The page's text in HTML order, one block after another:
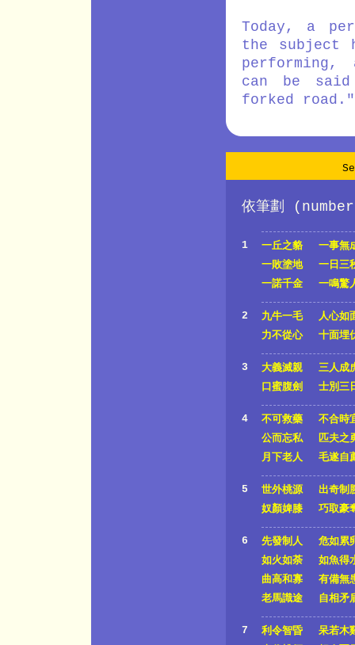
Today, a
the subject
performing,
can be
forked road."
依筆劃
1 一丘之貉
一事無
一敗塗地
一日三
一諾千金
一鳴驚
2 九牛一毛
人心如
力不從心
十面埋
3 大義滅親
三人成
口蜜腹劍
士別三
4 不可救藥
不合時
公而忘私
匹夫之
月下老人
毛遂自
5 世外桃源
出奇制
奴顏婢膝
巧取豪
6 先發制人
危如累
如火如荼
如魚得
曲高和寡
有備無
老馬識途
自相矛
7 利令智昏
呆若木